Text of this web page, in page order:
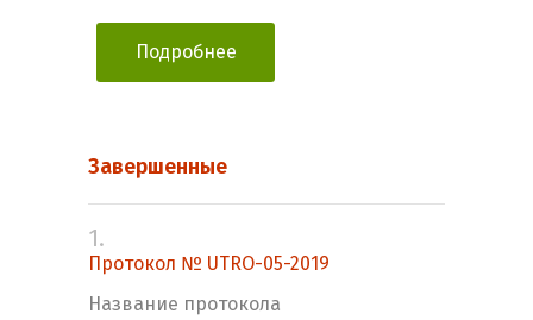
Подробнее
Завершенные
1.
Протокол № UTRO-05-2019
Название протокола